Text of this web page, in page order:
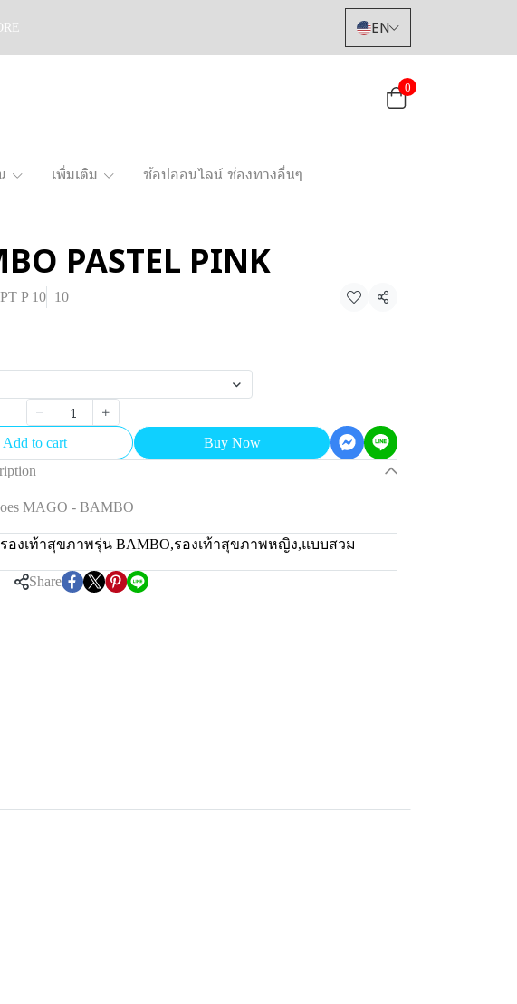
EN
0
เพิ่มเติม ช้อปออนไลน์ ช่องทางอื่นๆ
PASTEL PINK
P 10 10
Share
Add to cart
Buy Now
MAGO - BAMBO
รองเท้าสุขภาพรุ่น BAMBO,รองเท้าสุขภาพหญิง,แบบสวม
Share